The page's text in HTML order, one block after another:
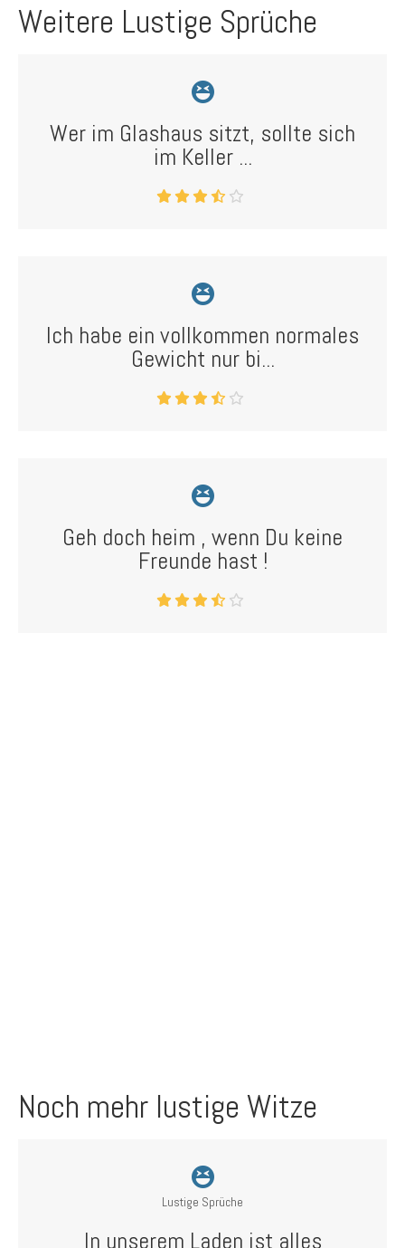
Weitere Lustige Sprüche
Wer im Glashaus sitzt, sollte sich
im Keller ...
Ich habe ein vollkommen normales
Gewicht nur bi...
Geh doch heim , wenn Du keine
Freunde hast !
Noch mehr lustige Witze
Lustige Sprüche
In unserem Laden ist alles